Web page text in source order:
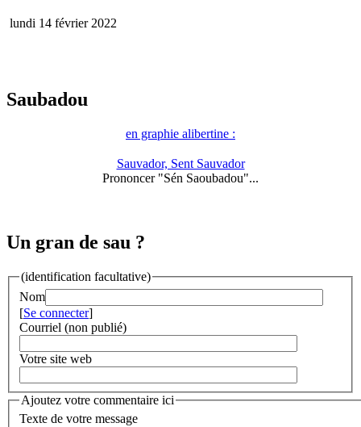
lundi 14 février 2022
Saubadou
en graphie alibertine :
Sauvador, Sent Sauvador
Prononcer "Sén Saoubadou"...
Un gran de sau ?
(identification facultative)
Nom
[Se connecter]
Courriel (non publié)
Votre site web
Ajoutez votre commentaire ici
Texte de votre message